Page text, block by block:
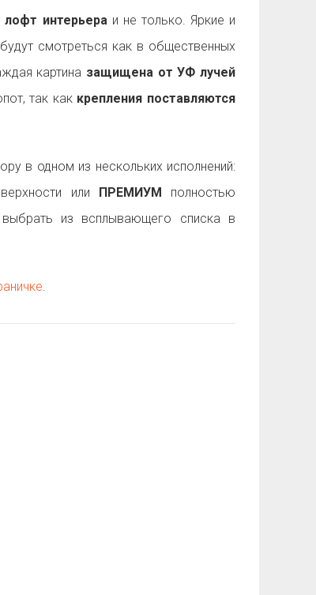
лофт интерьера и не только. Яркие и
смотреться как в общественных
картина защищена от УФ лучей
так как крепления поставляются
в одном из нескольких исполнений:
или ПРЕМИУМ полностью
из всплывающего списка в